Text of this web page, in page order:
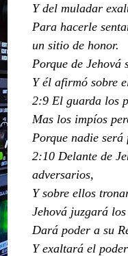
Y del muladar
Para hacerle
un sitio de honor.
Porque de
Y él afirmó sobre
2:9 El guarda los
Mas los impíos
Porque nadie
2:10 Delante de
adversarios,
Y sobre ellos
Jehová juzgará
Dará poder a su
Y exaltará el